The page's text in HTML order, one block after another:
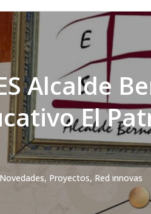
Alcalde
El
Novedades, Proyectos, Red innovas